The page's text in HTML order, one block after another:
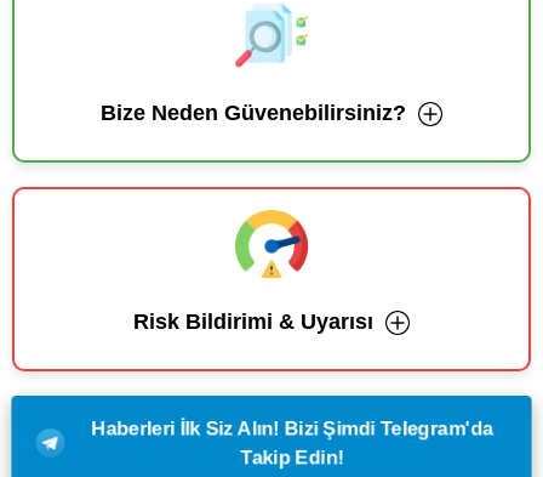
Bize Neden Güvenebilirsiniz?
Risk Bildirimi & Uyarısı
Haberleri İlk Siz Alın! Bizi Şimdi Telegram'da
Takip Edin!